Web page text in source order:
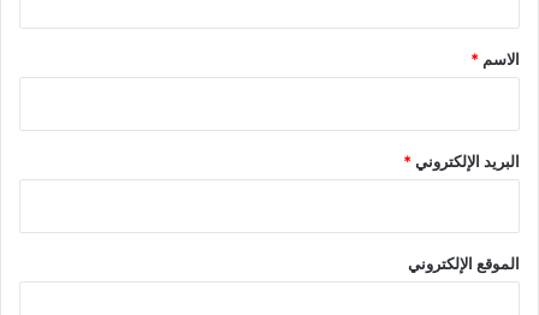
*
الاسم *
البريد الإلكتروني*
الموقع الإلكتروني